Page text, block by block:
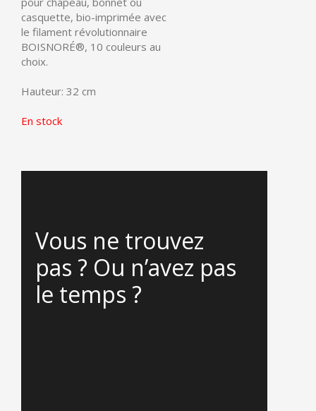
casquette, bio-imprimée avec
le filament révolutionnaire
BOISNORÉ®, 10 couleurs au
choix.
Hauteur: 32 cm
En stock
Vous ne trouvez
pas ? Ou n’avez pas
le temps ?